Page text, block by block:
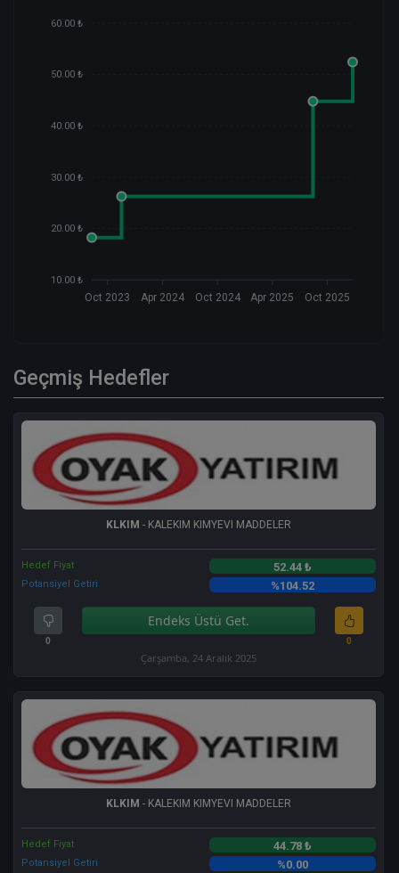
60.00 ₺
50.00 ₺
40.00 ₺
30.00 ₺
20.00 ₺
10.00 ₺
Oct 2023 Apr 2024 Oct 2024 Apr 2025 Oct 2025
Geçmiş Hedefler
KLKIM - KALEKIM KIMYEVI MADDELER
Hedef Fiyat 52.44 ₺
Potansiyel Getiri %104.52
0
Endeks Üstü Get.
0
Çarşamba, 24 Aralık 2025
KLKIM - KALEKIM KIMYEVI MADDELER
Hedef Fiyat 44.78 ₺
Potansiyel Getiri %0.00